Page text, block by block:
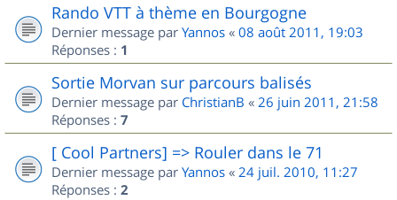
Rando VTT à thème en Bourgogne
Dernier message par Yannos « 08 août 2011, 19:03
Réponses : 1
Sortie Morvan sur parcours balisés
Dernier message par ChristianB « 26 juin 2011, 21:58
Réponses : 7
[ Cool Partners] => Rouler dans le 71
Dernier message par Yannos « 24 juil. 2010, 11:27
Réponses : 2